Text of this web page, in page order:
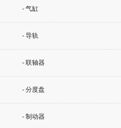
- 气缸
- 导轨
- 联轴器
- 分度盘
- 制动器